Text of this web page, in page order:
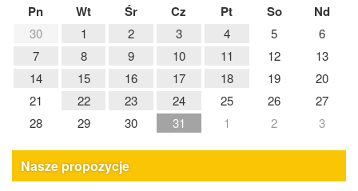
Pn Wt Śr Cz Pt So Nd
30 1 2 3 4 5
6
7
8 9 10 11 12
13
14
15 16 17 18 19
20
21
22 23 24 25 26
27
28
29 30 31 1 2 3
Nasze propozycje